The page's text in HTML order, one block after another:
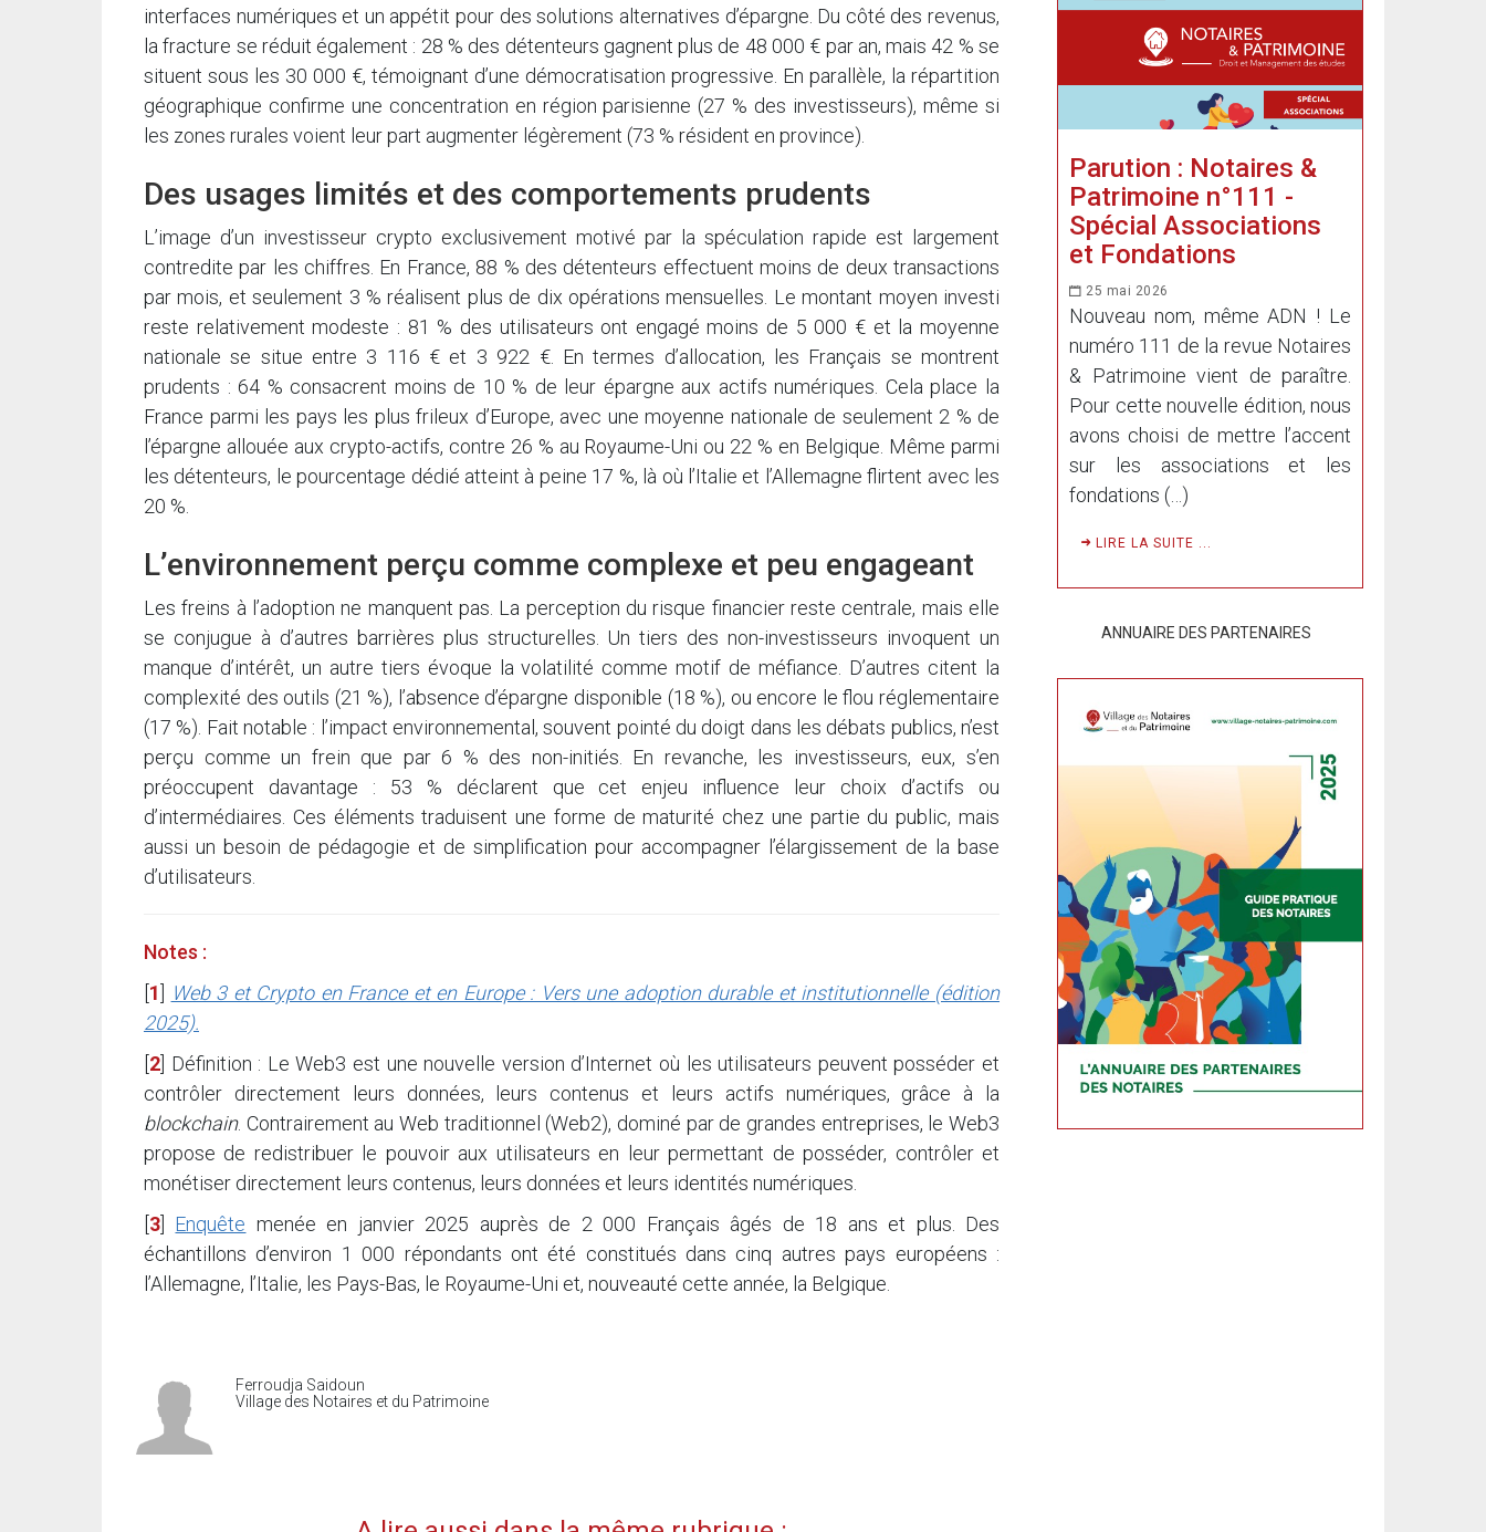
interfaces numériques et un appétit pour des solutions alternatives d’épargne. Du côté des revenus,
la fracture se réduit également : 28 % des détenteurs gagnent plus de 48 000 € par an, mais 42 % se
situent sous les 30 000 €, témoignant d’une démocratisation progressive. En parallèle, la répartition
géographique confirme une concentration en région parisienne (27 % des investisseurs), même si
les zones rurales voient leur part augmenter légèrement (73 % résident en province).
Des usages limités et des comportements prudents
L’image d’un investisseur crypto exclusivement motivé par la spéculation rapide est largement
contredite par les chiffres. En France, 88 % des détenteurs effectuent moins de deux transactions
par mois, et seulement 3 % réalisent plus de dix opérations mensuelles. Le montant moyen investi
reste relativement modeste : 81 % des utilisateurs ont engagé moins de 5 000 € et la moyenne
nationale se situe entre 3 116 € et 3 922 €. En termes d’allocation, les Français se montrent
prudents : 64 % consacrent moins de 10 % de leur épargne aux actifs numériques. Cela place la
France parmi les pays les plus frileux d’Europe, avec une moyenne nationale de seulement 2 % de
l’épargne allouée aux crypto-actifs, contre 26 % au Royaume-Uni ou 22 % en Belgique. Même parmi
les détenteurs, le pourcentage dédié atteint à peine 17 %, là où l’Italie et l’Allemagne flirtent avec les
20 %.
L’environnement perçu comme complexe et peu engageant
Les freins à l’adoption ne manquent pas. La perception du risque financier reste centrale, mais elle
se conjugue à d’autres barrières plus structurelles. Un tiers des non-investisseurs invoquent un
manque d’intérêt, un autre tiers évoque la volatilité comme motif de méfiance. D’autres citent la
complexité des outils (21 %), l’absence d’épargne disponible (18 %), ou encore le flou réglementaire
(17 %). Fait notable : l’impact environnemental, souvent pointé du doigt dans les débats publics, n’est
perçu comme un frein que par 6 % des non-initiés. En revanche, les investisseurs, eux, s’en
préoccupent davantage : 53 % déclarent que cet enjeu influence leur choix d’actifs ou
d’intermédiaires. Ces éléments traduisent une forme de maturité chez une partie du public, mais
aussi un besoin de pédagogie et de simplification pour accompagner l’élargissement de la base
d’utilisateurs.
Notes :
1
Web 3 et Crypto en France et en Europe : Vers une adoption durable et institutionnelle (édition
2025).
2 Définition : Le Web3 est une nouvelle version d’Internet où les utilisateurs peuvent posséder et
contrôler directement leurs données, leurs contenus et leurs actifs numériques, grâce à la
blockchain. Contrairement au Web traditionnel (Web2), dominé par de grandes entreprises, le Web3
propose de redistribuer le pouvoir aux utilisateurs en leur permettant de posséder, contrôler et
monétiser directement leurs contenus, leurs données et leurs identités numériques.
3 Enquête menée en janvier 2025 auprès de 2 000 Français âgés de 18 ans et plus. Des
échantillons d’environ 1 000 répondants ont été constitués dans cinq autres pays européens :
l’Allemagne, l’Italie, les Pays-Bas, le Royaume-Uni et, nouveauté cette année, la Belgique.
Ferroudja Saidoun
Village des Notaires et du Patrimoine
Parution : Notaires &
Patrimoine n°111 -
Spécial Associations
et Fondations
25 mai 2026
Nouveau nom, même ADN ! Le
numéro 111 de la revue Notaires
& Patrimoine vient de paraître.
Pour cette nouvelle édition, nous
avons choisi de mettre l’accent
sur les associations et les
fondations (…)
LIRE LA SUITE ...
ANNUAIRE DES PARTENAIRES